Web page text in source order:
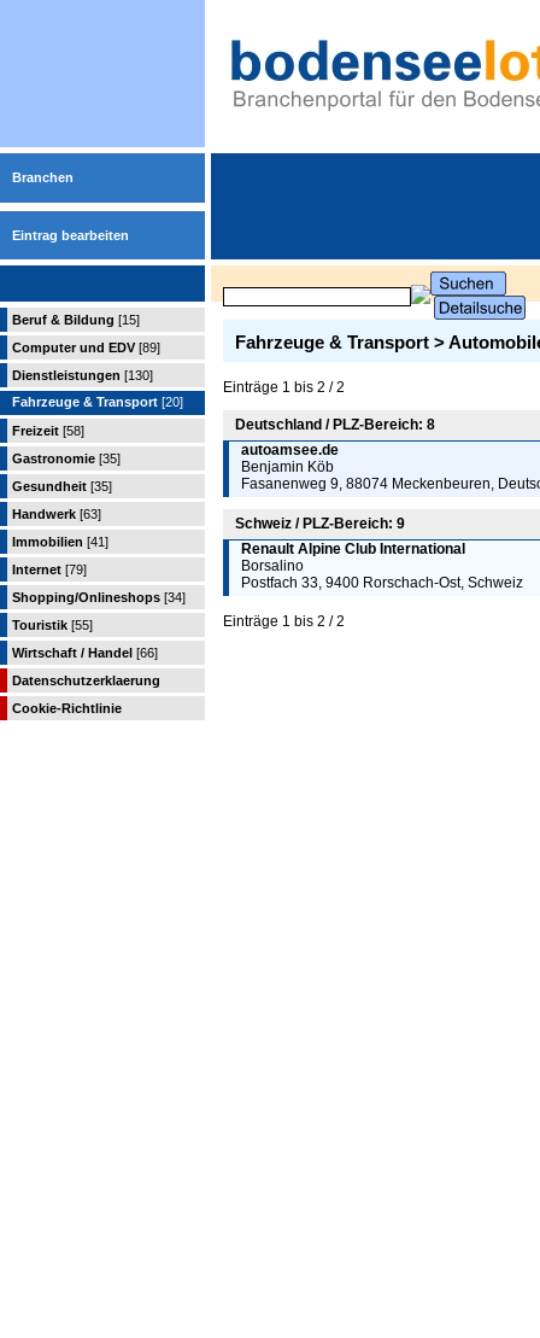
Branchen
Eintrag bearbeiten
Beruf & Bildung [15]
Computer und EDV [89]
Dienstleistungen [130]
Fahrzeuge & Transport [20]
Freizeit [58]
Gastronomie [35]
Gesundheit [35]
Handwerk [63]
Immobilien [41]
Internet [79]
Shopping/Onlineshops [34]
Touristik [55]
Wirtschaft / Handel [66]
Datenschutzerklaerung
Cookie-Richtlinie
Fahrzeuge & Transport >
Einträge 1 bis 2 / 2
Deutschland / PLZ-Bereich: 8
autoamsee.de
Benjamin Köb
Fasanenweg 9, 88074 Meckenbeuren,
Schweiz / PLZ-Bereich: 9
Renault Alpine Club International
Borsalino
Postfach 33, 9400 Rorschach-Ost, Schweiz
Einträge 1 bis 2 / 2